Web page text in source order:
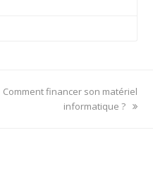
next
Comment financer son matériel
informatique ?